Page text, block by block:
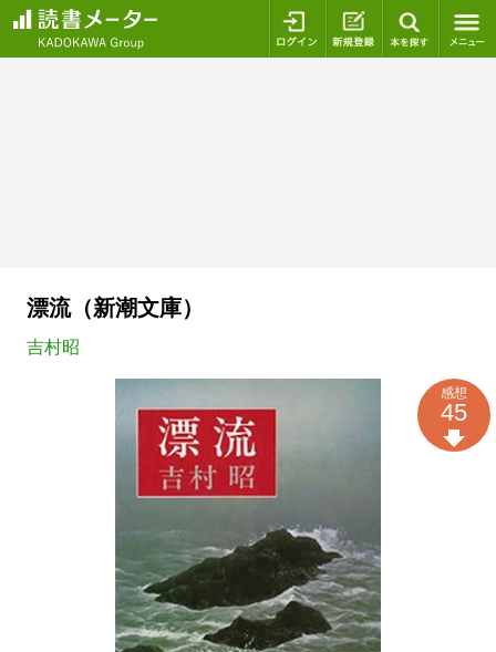
ログイン 新規登録
漂流（新潮文庫）
吉村昭
感想
45